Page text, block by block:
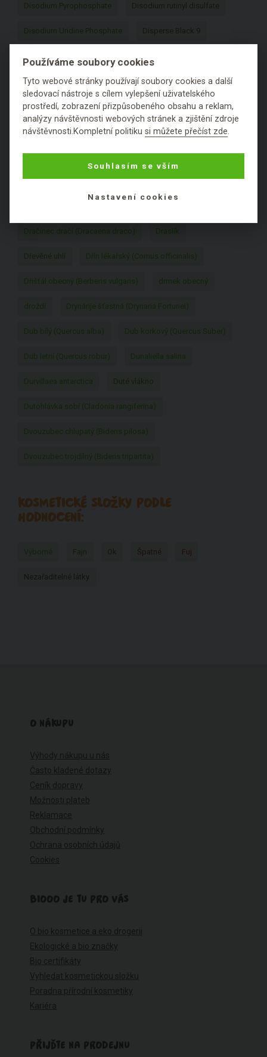
Disodium Pyrophosphate Disodium rutinyl disulfate
Disodium Uridine Phosphate Disperse Black 9
Disperse Violet 1
Disteardimonium Hectorite
Distearoylethyl Dimonium Chloride
Distearoylethyl Hydroxyethylmonium Methosulfate
Divizna (Verbascum) DMDM Hydantoin
Dodecane (dodekan) Donkey Milk
Dračinec dračí (Dracaena draco) Draslík
Dřevěné uhlí Dřín lékařský (Cornus officinalis)
Dřišťál obecný (Berberis vulgaris) drmek obecný
droždí Drynárije šťastná (Drynaria Fortunei)
Dub bílý (Quercus alba) Dub korkový (Quercus Suber)
Dub letní (Quercus robur) Dunaliella salina
Durvillaea antarctica Duté vlákno
Dutohlávka sobí (Cladonia rangiferina)
Dvouzubec chlupatý (Bidens pilosa)
Dvouzubec trojdílný (Bidens tripartita)
KOSMETICKÉ SLOŽKY PODLE
HODNOCENÍ:
Výborné Fajn Ok Špatné Fuj
Nezařaditelné látky
O NÁKUPU
Výhody nákupu u nás
Často kladené dotazy
Ceník dopravy
Možnosti plateb
Reklamace
Obchodní podmínky
Ochrana osobních údajů
Cookies
BIOOO JE TU PRO VÁS
O bio kosmetice a eko drogerii
Ekologické a bio značky
Bio certifikáty
Vyhledat kosmetickou složku
Poradna přírodní kosmetiky
Kariéra
PŘIJĎTE NA PRODEJNU
Používáme soubory cookies
Tyto webové stránky používají soubory cookies a další
sledovací nástroje s cílem vylepšení uživatelského
prostředí, zobrazení přizpůsobeného obsahu a reklam,
analýzy návštěvnosti webových stránek a zjištění zdroje
návštěvnosti.Kompletní politikusi můžete přečíst zde.
Souhlasím se vším
Nastavení cookies